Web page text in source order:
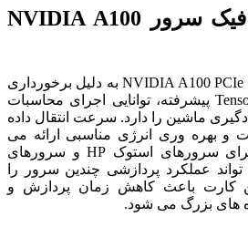
مزایای کارت گرافیک سرور NVIDIA A100
کارت گرافیک سرور NVIDIA A100 PCIe GPU به دلیل برخورداری
از هسته های CUDA و Tensor پیشرفته، توانایی اجرای محاسبات
ماشین را دارد. سرعت انتقال داده
و بهره وری انرژی مناسبی ارائه می
دهد. همچنین این کارت برای سرورهای استوک HP و سرورهای
عملکرد پردازشی چندین سرور را
کارت باعث کاهش زمان پردازش و
های بزرگ می شود.